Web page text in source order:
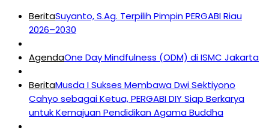
BeritaSuyanto, S.Ag. Terpilih Pimpin PERGABI Riau
2026–2030
AgendaOne Day Mindfulness (ODM) di ISMC Jakarta
BeritaMusda I Sukses Membawa Dwi Sektiyono
Cahyo sebagai Ketua, PERGABI DIY Siap Berkarya
untuk Kemajuan Pendidikan Agama Buddha